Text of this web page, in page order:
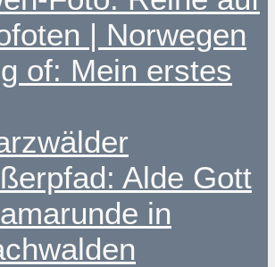
| Norwegen
of: Mein erstes
Alde Gott
in